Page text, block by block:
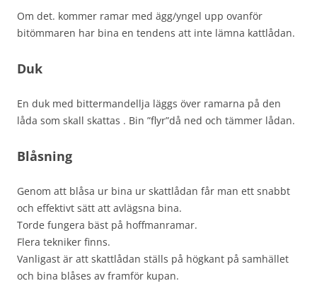
Om det. kommer ramar med ägg/yngel upp ovanför
bitömmaren har bina en tendens att inte lämna kattlådan.
Duk
En duk med bittermandellja läggs över ramarna på den
låda som skall skattas . Bin ”flyr”då ned och tämmer lådan.
Blåsning
Genom att blåsa ur bina ur skattlådan får man ett snabbt
och effektivt sätt att avlägsna bina.
Torde fungera bäst på hoffmanramar.
Flera tekniker finns.
Vanligast är att skattlådan ställs på högkant på samhället
och bina blåses av framför kupan.